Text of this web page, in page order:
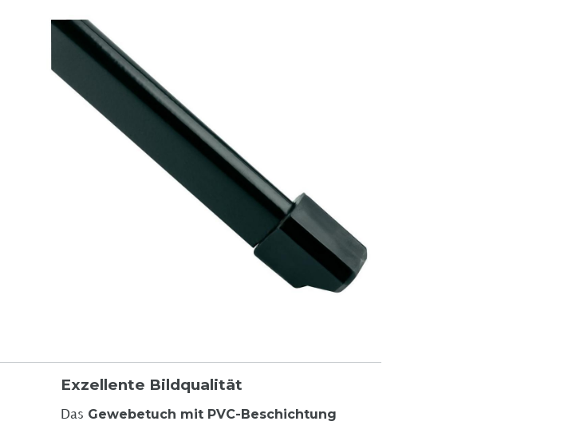
Exzellente Bildqualität
Das Gewebetuch mit PVC-Beschichtung